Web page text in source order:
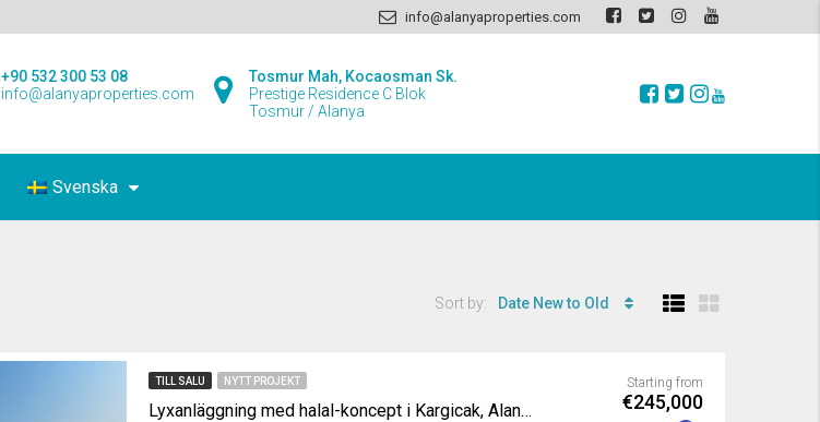
info@alanyaproperties.com
Tosmur Mah, Kocaosman Sk.
Prestige Residence C Blok
Tosmur / Alanya
+90 532 300 53 08
info@alanyaproperties.com
Svenska
Sort by: Date New to Old
TILL SALU NYTT PROJEKT
Lyxanläggning med halal-koncept i Kargicak, Alanya
Starting from
€245,000